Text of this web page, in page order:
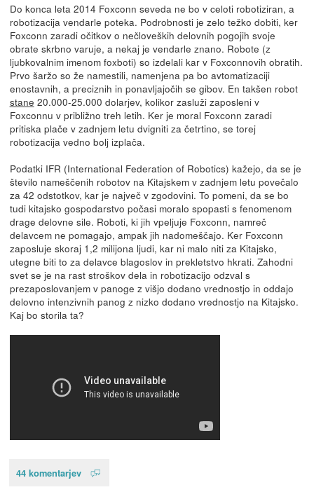
Do konca leta 2014 Foxconn seveda ne bo v celoti robotiziran, a
robotizacija vendarle poteka. Podrobnosti je zelo težko dobiti, ker
Foxconn zaradi očitkov o nečloveških delovnih pogojih svoje
obrate skrbno varuje, a nekaj je vendarle znano. Robote (z
ljubkovalnim imenom foxboti) so izdelali kar v Foxconnovih obratih.
Prvo šaržo so že namestili, namenjena pa bo avtomatizaciji
enostavnih, a preciznih in ponavljajočih se gibov. En takšen robot
stane 20.000-25.000 dolarjev, kolikor zasluži zaposleni v
Foxconnu v približno treh letih. Ker je moral Foxconn zaradi
pritiska plače v zadnjem letu dvigniti za četrtino, se torej
robotizacija vedno bolj izplača.
Podatki IFR (International Federation of Robotics) kažejo, da se je
število nameščenih robotov na Kitajskem v zadnjem letu povečalo
za 42 odstotkov, kar je največ v zgodovini. To pomeni, da se bo
tudi kitajsko gospodarstvo počasi moralo spopasti s fenomenom
drage delovne sile. Roboti, ki jih vpeljuje Foxconn, namreč
delavcem ne pomagajo, ampak jih nadomeščajo. Ker Foxconn
zaposluje skoraj 1,2 milijona ljudi, kar ni malo niti za Kitajsko,
utegne biti to za delavce blagoslov in prekletstvo hkrati. Zahodni
svet se je na rast stroškov dela in robotizacijo odzval s
prezaposlovanjem v panoge z višjo dodano vrednostjo in oddajo
delovno intenzivnih panog z nizko dodano vrednostjo na Kitajsko.
Kaj bo storila ta?
44 komentarjev